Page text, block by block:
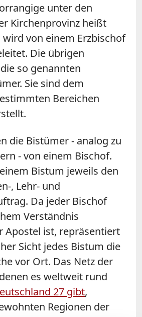
unter den
Kirchenprovinz heißt
von einem Erzbischof
Die übrigen
so genannten
Sie sind dem
Bereichen
die Bistümer - analog zu
- von einem Bischof.
Bistum jeweils den
, Lehr- und
Da jeder Bischof
Verständnis
Apostel ist, repräsentiert
Sicht jedes Bistum die
vor Ort. Das Netz der
es weltweit rund
27 gibt,
Regionen der